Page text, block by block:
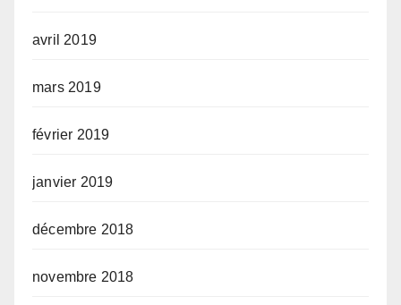
avril 2019
mars 2019
février 2019
janvier 2019
décembre 2018
novembre 2018